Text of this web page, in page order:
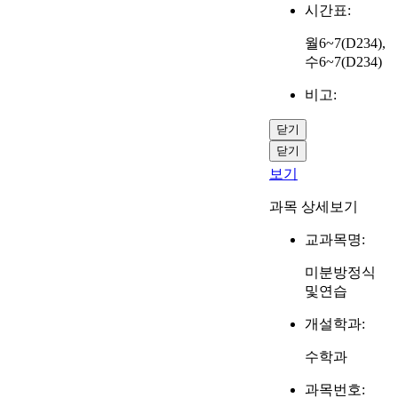
시간표:
월6~7(D234),
수6~7(D234)
비고:
닫기
닫기
보기
과목 상세보기
교과목명:
미분방정식
및연습
개설학과:
수학과
과목번호: